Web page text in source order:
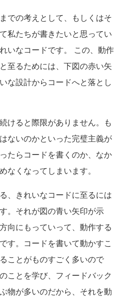
での考えとして、もしくはそ
私たちが書きたいと思ってい
いなコードです。 この、動作
至るためには、下図の赤い矢
な設計からコードへと落とし
けると際限がありません。も
ないのかといった完璧主義が
たらコードを書くのか、なか
なくなってしまいます。
、きれいなコードに至るには
。それが図の青い矢印が示
向にもっていって、動作する
す。コードを書いて動かすこ
ことがものすごく多いので
ことを学び、フィードバック
物が多いのだから、それを動